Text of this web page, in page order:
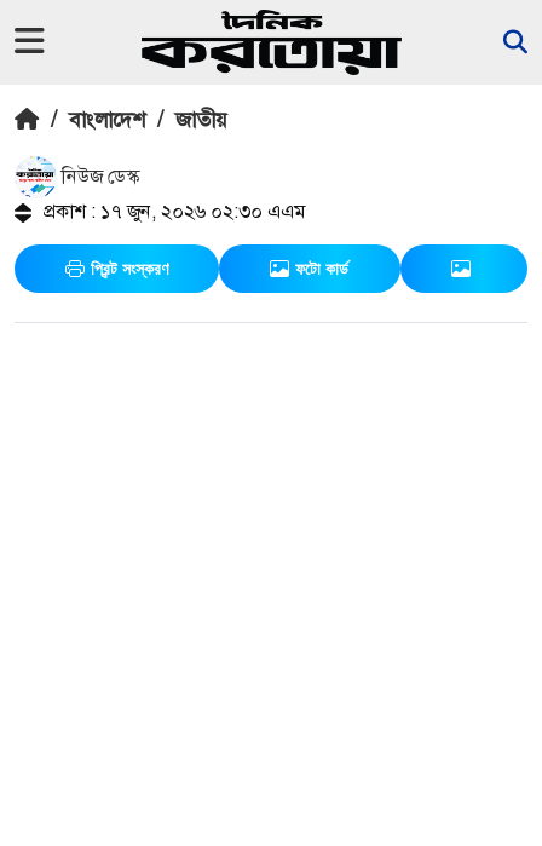
/ বাংলাদেশ / জাতীয়
নিউজ ডেস্ক
প্রকাশ : ১৭ জুন, ২০২৬ ০২:৩০ এএম
প্রিন্ট সংস্করণ ফটো কার্ড